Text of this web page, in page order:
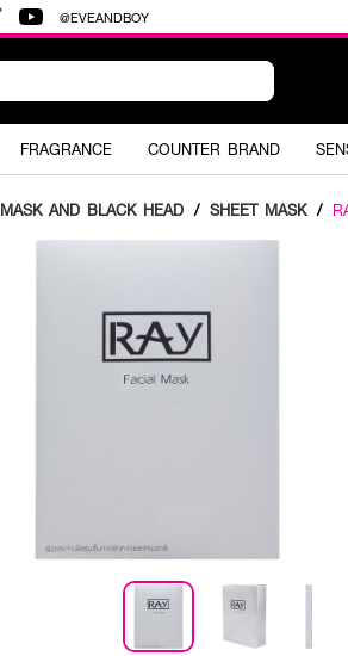
@EVEANDBOY
FRAGRANCE COUNTER BRAND
MASK AND BLACK HEAD / SHEET MASK /